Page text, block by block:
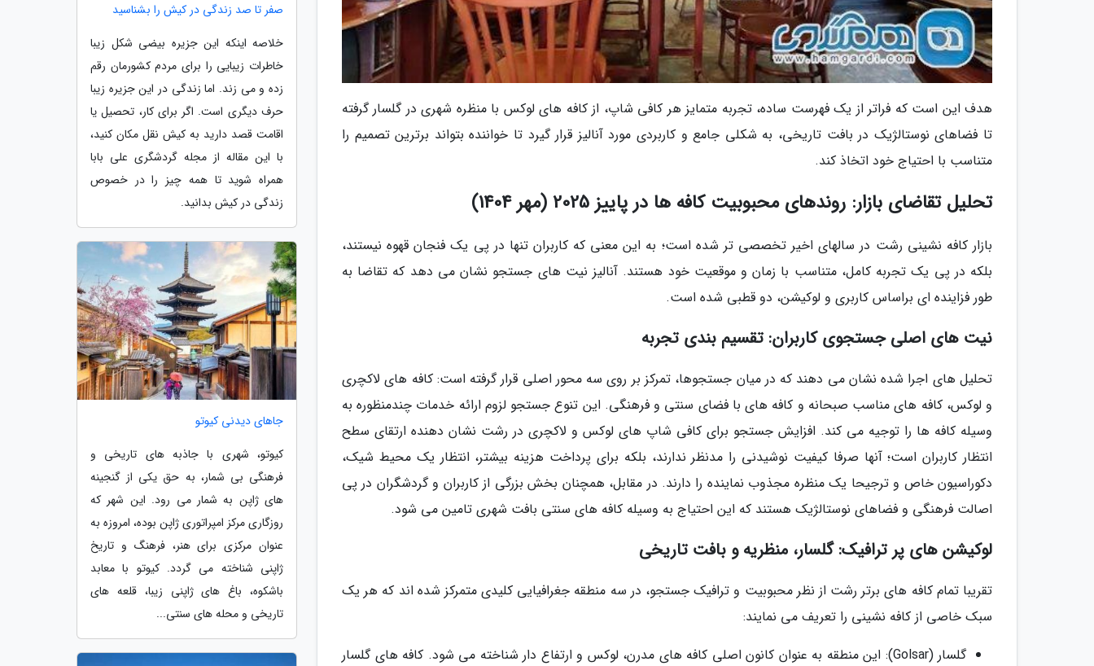
هدف این است که فراتر از یک فهرست ساده، تجربه متمایز هر کافی شاپ، از کافه های لوکس با منظره شهری در گلسار گرفته
تا فضاهای نوستالژیک در بافت تاریخی، به شکلی جامع و کاربردی مورد آنالیز قرار گیرد تا خواننده بتواند برترین تصمیم را
متناسب با احتیاج خود اتخاذ کند.
تحلیل تقاضای بازار: روندهای محبوبیت کافه ها در پاییز 2025 (مهر 1404)
بازار کافه نشینی رشت در سالهای اخیر تخصصی تر شده است؛ به این معنی که کاربران تنها در پی یک فنجان قهوه نیستند،
بلکه در پی یک تجربه کامل، متناسب با زمان و موقعیت خود هستند. آنالیز نیت های جستجو نشان می دهد که تقاضا به
طور فزاینده ای براساس کاربری و لوکیشن، دو قطبی شده است.
نیت های اصلی جستجوی کاربران: تقسیم بندی تجربه
تحلیل های اجرا شده نشان می دهند که در میان جستجوها، تمرکز بر روی سه محور اصلی قرار گرفته است: کافه های لاکچری
و لوکس، کافه های مناسب صبحانه و کافه های با فضای سنتی و فرهنگی. این تنوع جستجو لزوم ارائه خدمات چندمنظوره به
وسیله کافه ها را توجیه می کند. افزایش جستجو برای کافی شاپ های لوکس و لاکچری در رشت نشان دهنده ارتقای سطح
انتظار کاربران است؛ آنها صرفا کیفیت نوشیدنی را مدنظر ندارند، بلکه برای پرداخت هزینه بیشتر، انتظار یک محیط شیک،
دکوراسیون خاص و ترجیحا یک منظره مجذوب نماینده را دارند. در مقابل، همچنان بخش بزرگی از کاربران و گردشگران در پی
اصالت فرهنگی و فضاهای نوستالژیک هستند که این احتیاج به وسیله کافه های سنتی بافت شهری تامین می شود.
لوکیشن های پر ترافیک: گلسار، منظریه و بافت تاریخی
تقریبا تمام کافه های برتر رشت از نظر محبوبیت و ترافیک جستجو، در سه منطقه جغرافیایی کلیدی متمرکز شده اند که هر یک
سبک خاصی از کافه نشینی را تعریف می نمایند:
گلسار (Golsar): این منطقه به عنوان کانون اصلی کافه های مدرن، لوکس و ارتفاع دار شناخته می شود. کافه های گلسار
صفر تا صد زندگی در کیش را بشناسید
خلاصه اینکه این جزیره بیضی شکل زیبا
خاطرات زیبایی را برای مردم کشورمان رقم
زده و می زند. اما زندگی در این جزیره زیبا
حرف دیگری است. اگر برای کار، تحصیل یا
اقامت قصد دارید به کیش نقل مکان کنید،
با این مقاله از مجله گردشگری علی بابا
همراه شوید تا همه چیز را در خصوص
زندگی در کیش بدانید.
جاهای دیدنی کیوتو
کیوتو، شهری با جاذبه های تاریخی و
فرهنگی بی شمار، به حق یکی از گنجینه
های ژاپن به شمار می رود. این شهر که
روزگاری مرکز امپراتوری ژاپن بوده، امروزه به
عنوان مرکزی برای هنر، فرهنگ و تاریخ
ژاپنی شناخته می گردد. کیوتو با معابد
باشکوه، باغ های ژاپنی زیبا، قلعه های
تاریخی و محله های سنتی...